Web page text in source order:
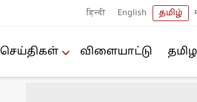
हिन्दी English தமிழ்
செய்திகள் விளையா‌ட்டு